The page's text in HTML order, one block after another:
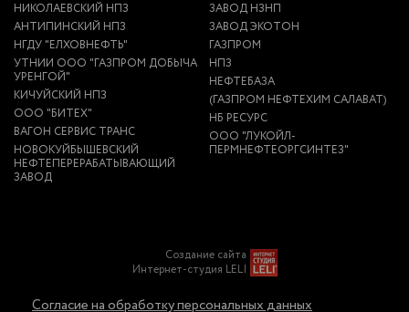
НИКОЛАЕВСКИЙ НПЗ
АНТИПИНСКИЙ НПЗ
НГДУ "ЕЛХОВНЕФТЬ"
УТНИИ ООО "ГАЗПРОМ ДОБЫЧА
УРЕНГОЙ"
КИЧУЙСКИЙ НПЗ
ООО "БИТЕХ"
ВАГОН СЕРВИС ТРАНС
НОВОКУЙБЫШЕВСКИЙ
НЕФТЕПЕРЕРАБАТЫВАЮЩИЙ
ЗАВОД
ЗАВОД НЗНП
ЗАВОД ЭКОТОН
ГАЗПРОМ
НПЗ
НЕФТЕБАЗА
(ГАЗПРОМ НЕФТЕХИМ САЛАВАТ)
НБ РЕСУРС
ООО "ЛУКОЙЛ-
ПЕРМНЕФТЕОРГСИНТЕЗ"
Создание сайта
Интернет-студия LELI
Согласие на обработку персональных данных